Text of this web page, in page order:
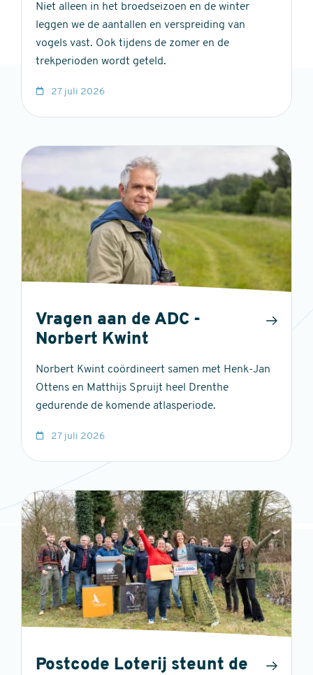
Niet alleen in het broedseizoen en de winter
leggen we de aantallen en verspreiding van
vogels vast. Ook tijdens de zomer en de
trekperioden wordt geteld.
27 juli 2026
Vragen aan de ADC -
Norbert Kwint
Norbert Kwint coördineert samen met Henk-Jan
Ottens en Matthijs Spruijt heel Drenthe
gedurende de komende atlasperiode.
27 juli 2026
Postcode Loterij steunt de